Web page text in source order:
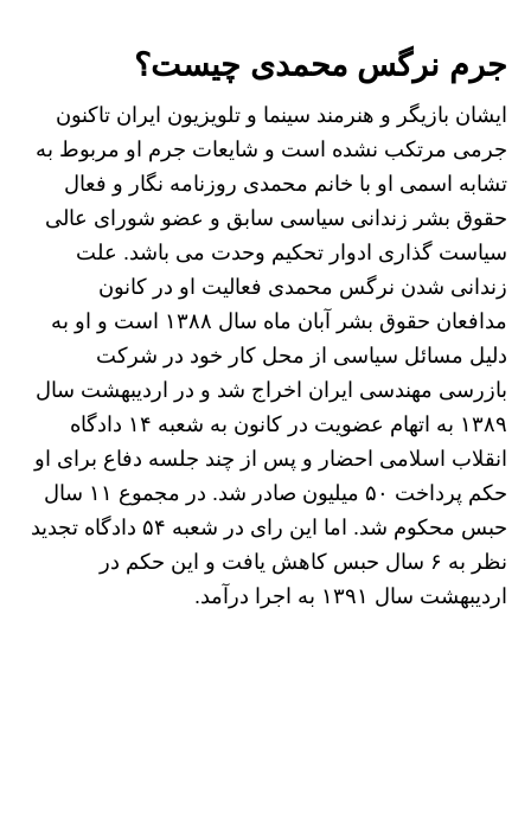
جرم نرگس محمدی چیست؟
ایشان بازیگر و هنرمند سینما و تلویزیون ایران تاکنون
جرمی مرتکب نشده است و شایعات جرم او مربوط به
تشابه اسمی او با خانم محمدی روزنامه نگار و فعال
حقوق بشر زندانی سیاسی سابق و عضو شورای عالی
سیاست گذاری ادوار تحکیم وحدت می باشد. علت
زندانی شدن نرگس محمدی فعالیت او در کانون
مدافعان حقوق بشر آبان ماه سال ۱۳۸۸ است و او به
دلیل مسائل سیاسی از محل کار خود در شرکت
بازرسی مهندسی ایران اخراج شد و در اردیبهشت سال
۱۳۸۹ به اتهام عضویت در کانون به شعبه ۱۴ دادگاه
انقلاب اسلامی احضار و پس از چند جلسه دفاع برای او
حکم پرداخت ۵۰ میلیون صادر شد. در مجموع ۱۱ سال
حبس محکوم شد. اما این رای در شعبه ۵۴ دادگاه تجدید
نظر به ۶ سال حبس کاهش یافت و این حکم در
اردیبهشت سال ۱۳۹۱ به اجرا درآمد.